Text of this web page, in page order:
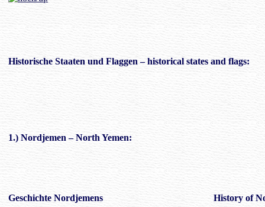
Historische Staaten und Flaggen – historical states and flags:
1.) Nordjemen – North Yemen:
Geschichte Nordjemens
History of